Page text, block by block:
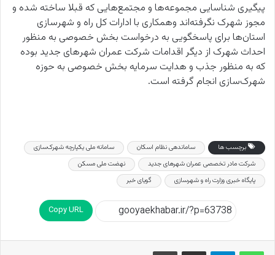
پیگیری شناسایی مجموعه‌ها و مجتمع‌هایی که قبلا ساخته شده و
مجوز شهرک نگرفته‌اند وهمکاری با ادارات کل راه‌ و شهرسازی
استان‌ها برای پاسخگویی به درخواست بخش خصوصی به منظور
احداث شهرک از دیگر اقدامات شرکت عمران شهرهای جدید بوده
که به منظور جذب و هدایت سرمایه بخش خصوصی به حوزه
شهرک‌سازی انجام گرفته است.
برچسب ها ساماندهی نظام اسکان
سامانه ملی یکپارچه شهرک‌سازی
شرکت مادر تخصصی عمران شهرهای جدید
نهضت ملی مسکن
پایگاه خبری وزارت راه و شهرسازی
گویای خبر
Copy URL
اشتراک گذاری از طریق ایمیل چاپ